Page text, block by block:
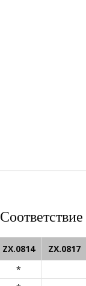
ZX.0814 ZX.0817
*